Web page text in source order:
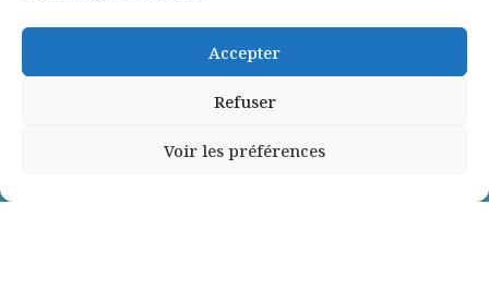
Accepter
Refuser
Voir les préférences